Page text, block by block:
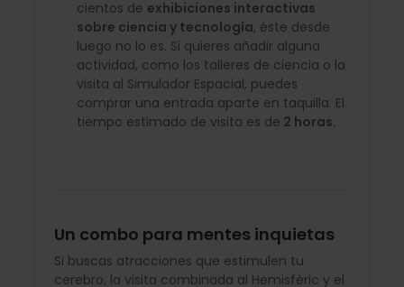
cientos de exhibiciones interactivas
sobre ciencia y tecnología, éste desde
luego no lo es. Si quieres añadir alguna
actividad, como los talleres de ciencia o la
visita al Simulador Espacial, puedes
comprar una entrada aparte en taquilla. El
tiempo estimado de visita es de 2 horas.
Un combo para mentes inquietas
Si buscas atracciones que estimulen tu
cerebro, la visita combinada al Hemisfèric y el